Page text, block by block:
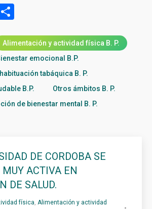
Alimentación y actividad física B. P.
emocional B.P.
tabáquica B. P.
B.P.
Otros ámbitos B. P.
de bienestar mental B. P.
DE CORDOBA SE
ACTIVA EN
DE SALUD.
física, Alimentación y actividad